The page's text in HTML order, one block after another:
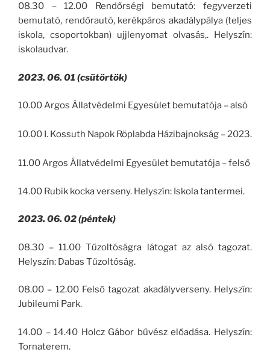
08.30 – 12.00 Rendőrségi bemutató: fegyverzeti
bemutató, rendőrautó, kerékpáros akadálypálya (teljes
iskola, csoportokban) ujjlenyomat olvasás,. Helyszín:
iskolaudvar.
2023. 06. 01 (csütörtök)
10.00 Argos Állatvédelmi Egyesület bemutatója – alsó
10.00 I. Kossuth Napok Röplabda Házibajnokság – 2023.
11.00 Argos Állatvédelmi Egyesület bemutatója – felső
14.00 Rubik kocka verseny. Helyszín: Iskola tantermei.
2023. 06. 02 (péntek)
08.30 – 11.00 Tűzoltóságra látogat az alsó tagozat.
Helyszín: Dabas Tűzoltóság.
08.00 – 12.00 Felső tagozat akadályverseny. Helyszín:
Jubileumi Park.
14.00 – 14.40 Holcz Gábor bűvész előadása. Helyszín:
Tornaterem.